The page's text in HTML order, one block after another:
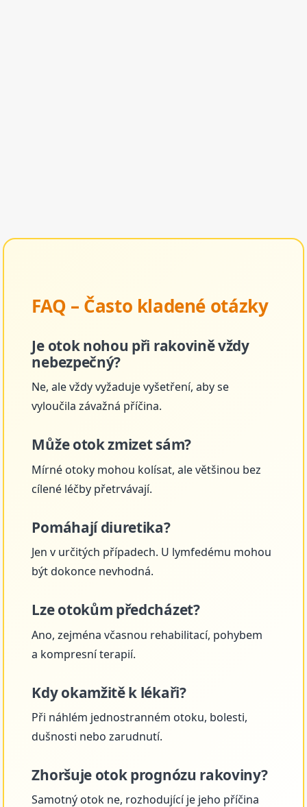
FAQ – Často kladené otázky
Je otok nohou při rakovině vždy
nebezpečný?
Ne, ale vždy vyžaduje vyšetření, aby se
vyloučila závažná příčina.
Může otok zmizet sám?
Mírné otoky mohou kolísat, ale většinou bez
cílené léčby přetrvávají.
Pomáhají diuretika?
Jen v určitých případech. U lymfedému mohou
být dokonce nevhodná.
Lze otokům předcházet?
Ano, zejména včasnou rehabilitací, pohybem
a kompresní terapií.
Kdy okamžitě k lékaři?
Při náhlém jednostranném otoku, bolesti,
dušnosti nebo zarudnutí.
Zhoršuje otok prognózu rakoviny?
Samotný otok ne, rozhodující je jeho příčina